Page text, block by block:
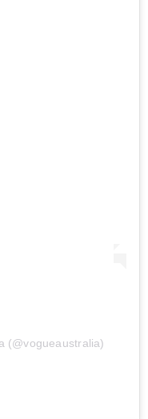
(@vogueaustralia)